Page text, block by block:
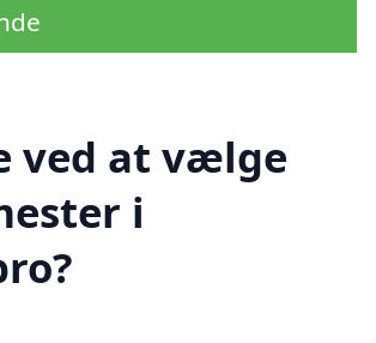
ved at vælge
i